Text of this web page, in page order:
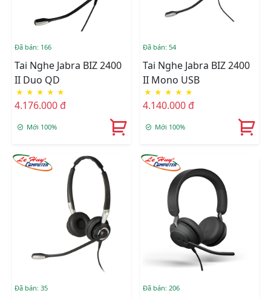
Đã bán: 166
Tai Nghe Jabra BIZ 2400
II Duo QD
★ ★ ★ ★ ★
4.176.000 đ
Mới 100%
Đã bán: 54
Tai Nghe Jabra BIZ 2400
II Mono USB
★ ★ ★ ★ ★
4.140.000 đ
Mới 100%
Đã bán: 35 Đã bán: 206